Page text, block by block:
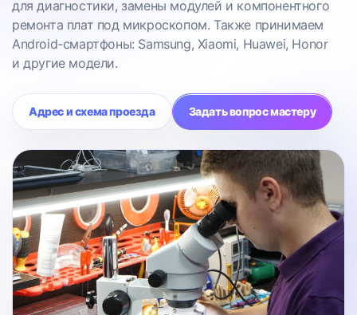
для диагностики, замены модулей и компонентного
ремонта плат под микроскопом. Также принимаем
Android-смартфоны: Samsung, Xiaomi, Huawei, Honor
и другие модели.
Адрес и схема проезда Задать вопрос мастеру